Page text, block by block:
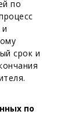
по
срок и
по